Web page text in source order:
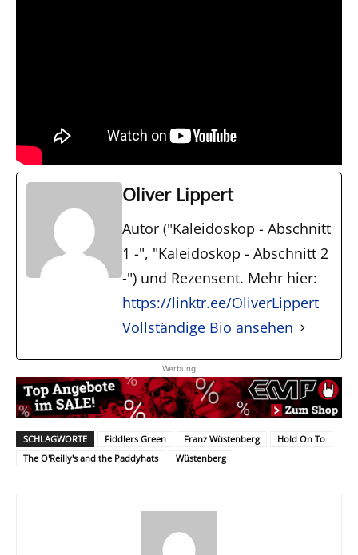
Oliver Lippert
Autor ("Kaleidoskop - Abschnitt
1 -", "Kaleidoskop - Abschnitt 2
-") und Rezensent. Mehr hier:
https://linktr.ee/OliverLippert
Vollständige Bio ansehen
Werbung
SCHLAGWORTE Fiddlers Green Franz Wüstenberg
Hold On To
The O'Reilly's and the Paddyhats
Wüstenberg